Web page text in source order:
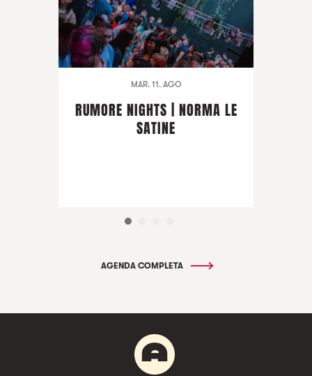
MAR. 11. AGO
RUMORE NIGHTS | NORMA LE
SATINE
AGENDA COMPLETA